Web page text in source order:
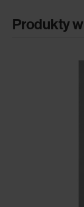
Produkty